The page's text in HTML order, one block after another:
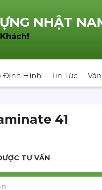
NHẬT
!
Định Hình Tin Tức
41
TƯ VẤN